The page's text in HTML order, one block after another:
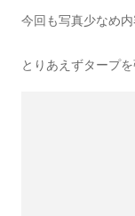
今回も写真少なめ
とりあえずタープ